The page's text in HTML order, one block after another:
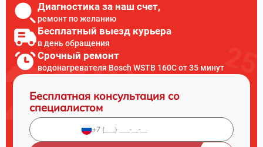
Диагностика за наш счет,
ремонт по желанию
Бесплатный выезд курьера
в день обращения
Срочный ремонт
водонагревателя Bosch WSTB 160C от 35 минут
Бесплатная консультация со
специалистом